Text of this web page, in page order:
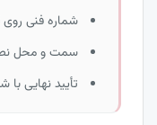
شماره فنی روی
سمت و محل نصب،
تأیید نهایی با